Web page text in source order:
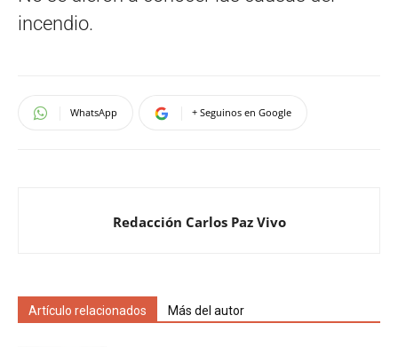
incendio.
WhatsApp + Seguinos en Google
Redacción Carlos Paz Vivo
Artículo relacionados Más del autor